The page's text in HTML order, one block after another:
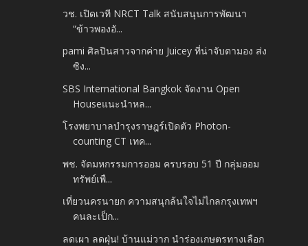
วช. เปิดเวที NRCT Talk สนับสนุนการพัฒนา
“ข้าวพองอั...
pami ศิลปินสาวจากค่าย Juicey ที่น่าจับตามอง ส่ง
ซิง...
SBS International Bangkok จัดงาน Open
Houseแนะนำหล...
โรงพยาบาลบำรุงราษฎร์เปิดตัว Photon-
counting CT เทค...
พช. จัดมหกรรมการออม ครบรอบ 51 ปี กลุ่มออม
ทรัพย์เพื...
เที่ยวนครนายก ความสนุกล้นใจไม่ไกลกรุงเทพฯ
คนละเป็ก...
ลดเผา ลดฝุ่น! บ้านแม่วาก นำร่องเกษตรทางเลือก